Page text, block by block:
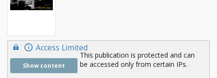
Access Limited
Show content
This publication is protected and can
be accessed only from certain IPs.